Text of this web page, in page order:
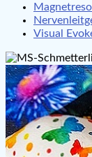
Visual